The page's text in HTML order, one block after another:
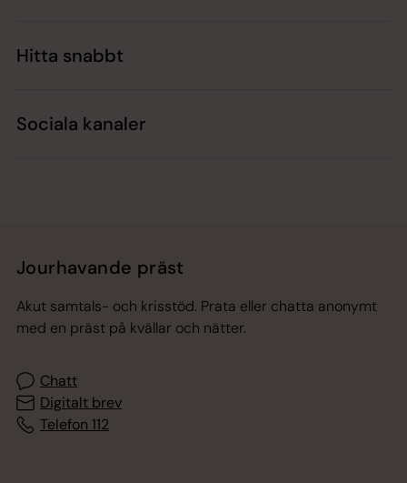
Hitta snabbt
Sociala kanaler
Jourhavande präst
Akut samtals- och krisstöd. Prata eller chatta anonymt
med en präst på kvällar och nätter.
Chatt
Digitalt brev
Telefon 112